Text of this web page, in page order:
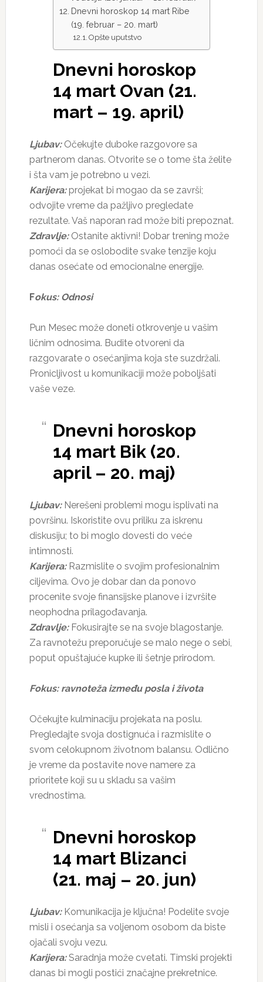
Dnevni horoskop 14 mart Ribe
(19. februar – 20. mart)
Opšte uputstvo
Dnevni horoskop
14 mart Ovan (21.
mart – 19. april)
Ljubav:Očekujte duboke razgovore sa
partnerom danas. Otvorite se o tome šta želite
i šta vam je potrebno u vezi.
Karijera:projekat bi mogao da se završi;
odvojite vreme da pažljivo pregledate
rezultate. Vaš naporan rad može biti prepoznat.
Zdravlje:Ostanite aktivni! Dobar trening može
pomoći da se oslobodite svake tenzije koju
danas osećate od emocionalne energije.
Fokus: Odnosi
Pun Mesec može doneti otkrovenje u vašim
ličnim odnosima. Budite otvoreni da
razgovarate o osećanjima koja ste suzdržali.
Pronicljivost u komunikaciji može poboljšati
vaše veze.
Dnevni horoskop
14 mart Bik (20.
april – 20. maj)
Ljubav:Nerešeni problemi mogu isplivati na
površinu. Iskoristite ovu priliku za iskrenu
diskusiju; to bi moglo dovesti do veće
intimnosti.
Karijera:Razmislite o svojim profesionalnim
ciljevima. Ovo je dobar dan da ponovo
procenite svoje finansijske planove i izvršite
neophodna prilagođavanja.
Zdravlje:Fokusirajte se na svoje blagostanje.
Za ravnotežu preporučuje se malo nege o sebi,
poput opuštajuće kupke ili šetnje prirodom.
Fokus: ravnoteža između posla i života
Očekujte kulminaciju projekata na poslu.
Pregledajte svoja dostignuća i razmislite o
svom celokupnom životnom balansu. Odlično
je vreme da postavite nove namere za
prioritete koji su u skladu sa vašim
vrednostima.
Dnevni horoskop
14 mart Blizanci
(21. maj – 20. jun)
Ljubav:Komunikacija je ključna! Podelite svoje
misli i osećanja sa voljenom osobom da biste
ojačali svoju vezu.
Karijera:Saradnja može cvetati. Timski projekti
danas bi mogli postići značajne prekretnice.